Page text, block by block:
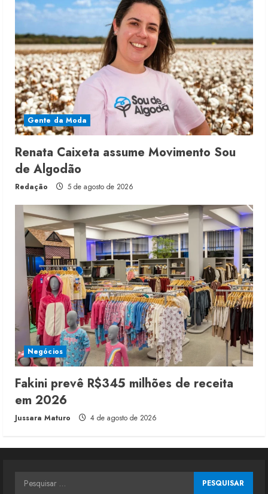
Gente da Moda
Renata Caixeta assume Movimento Sou
de Algodão
Redação 5 de agosto de 2026
Negócios
Fakini prevê R$345 milhões de receita
em 2026
Jussara Maturo 4 de agosto de 2026
Pesquisar